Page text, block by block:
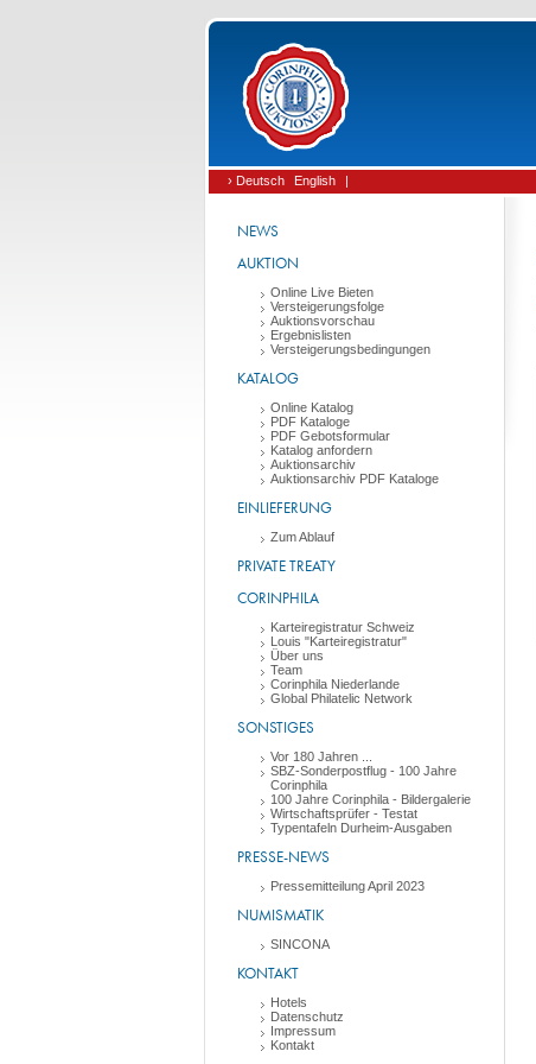
› Deutsch English |
NEWS
AUKTION
Online Live Bieten
Versteigerungsfolge
Auktionsvorschau
Ergebnislisten
Versteigerungsbedingungen
KATALOG
Online Katalog
PDF Kataloge
PDF Gebotsformular
Katalog anfordern
Auktionsarchiv
Auktionsarchiv PDF Kataloge
EINLIEFERUNG
Zum Ablauf
PRIVATE TREATY
CORINPHILA
Karteiregistratur Schweiz
Louis "Karteiregistratur"
Über uns
Team
Corinphila Niederlande
Global Philatelic Network
SONSTIGES
Vor 180 Jahren ...
SBZ-Sonderpostflug - 100 Jahre
Corinphila
100 Jahre Corinphila - Bildergalerie
Wirtschaftsprüfer - Testat
Typentafeln Durheim-Ausgaben
PRESSE-NEWS
Pressemitteilung April 2023
NUMISMATIK
SINCONA
KONTAKT
Hotels
Datenschutz
Impressum
Kontakt